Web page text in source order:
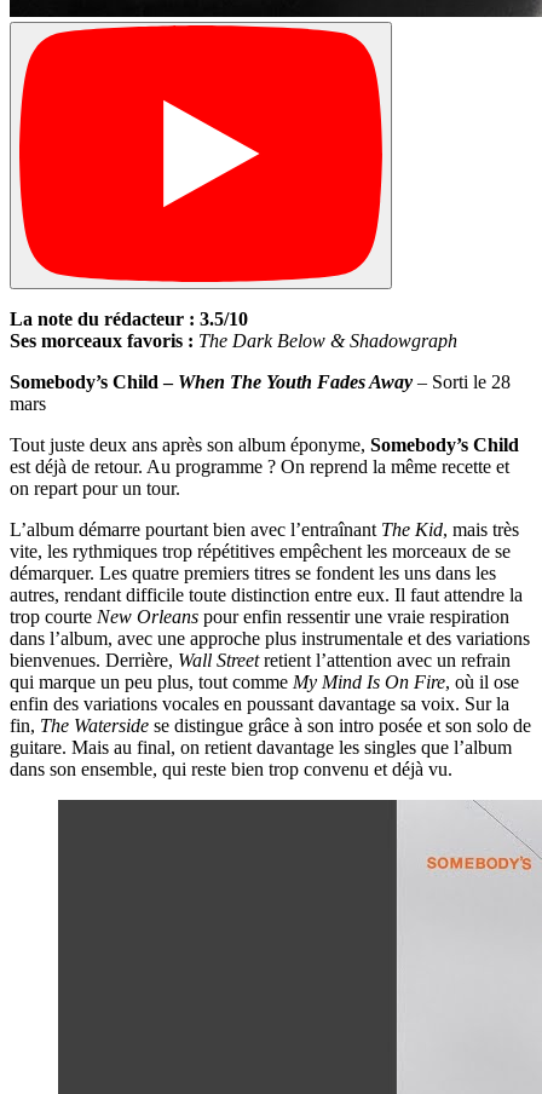
La note du rédacteur : 3.5/10
Ses morceaux favoris : The Dark Below & Shadowgraph
Somebody’s Child – When The Youth Fades Away – Sorti le 28
mars
Tout juste deux ans après son album éponyme, Somebody’s Child
est déjà de retour. Au programme ? On reprend la même recette et
on repart pour un tour.
L’album démarre pourtant bien avec l’entraînant The Kid, mais très
vite, les rythmiques trop répétitives empêchent les morceaux de se
démarquer. Les quatre premiers titres se fondent les uns dans les
autres, rendant difficile toute distinction entre eux. Il faut attendre la
trop courte New Orleans pour enfin ressentir une vraie respiration
dans l’album, avec une approche plus instrumentale et des variations
bienvenues. Derrière, Wall Streetretient l’attention avec un refrain
qui marque un peu plus, tout comme My Mind Is On Fire, où il ose
enfin des variations vocales en poussant davantage sa voix. Sur la
fin, The Waterside se distingue grâce à son intro posée et son solo de
guitare. Mais au final, on retient davantage les singles que l’album
dans son ensemble, qui reste bien trop convenu et déjà vu.